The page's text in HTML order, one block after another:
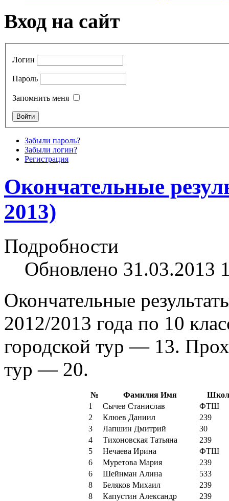
Вход на сайт
Логин
Пароль
Запомнить меня
Забыли пароль?
Забыли логин?
Регистрация
Окончательные
2013)
Подробности
Обновлено 31.03.2013
Окончательные
2012/2013 года по 10
городской тур — 13.
тур — 20.
№ Фамилия Имя
1
Сычев Станислав
ФТШ
2
Клюев Даниил
239
3
Лапшин Дмитрий
30
4
Тихоновская Татьяна
239
5
Нечаева Ирина
ФТШ
6
Муретова Мария
239
6
Шейнман Алина
533
8
Беляков Михаил
239
8
Капустин Александр
239